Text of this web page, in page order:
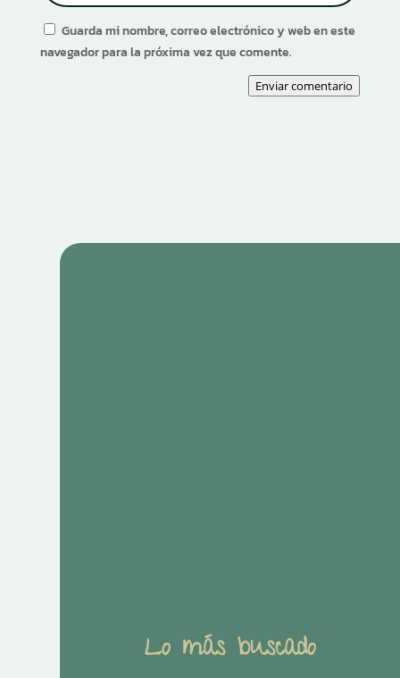
Guarda mi nombre, correo electrónico y web en este
navegador para la próxima vez que comente.
Enviar comentario
Lo más buscado